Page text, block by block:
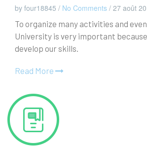
by four18845 / No Comments / 27 août
To organize many activities and
University is very important
develop our skills.
Read More